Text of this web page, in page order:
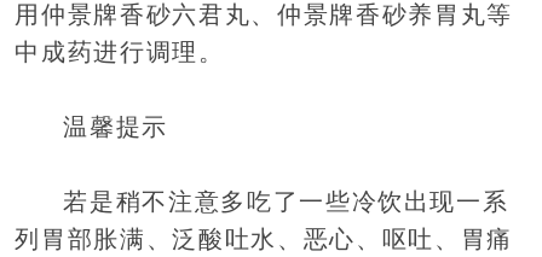
用仲景牌香砂六君丸、仲景牌香砂养胃丸等
中成药进行调理。
温馨提示
若是稍不注意多吃了一些冷饮出现一系
列胃部胀满、泛酸吐水、恶心、呕吐、胃痛